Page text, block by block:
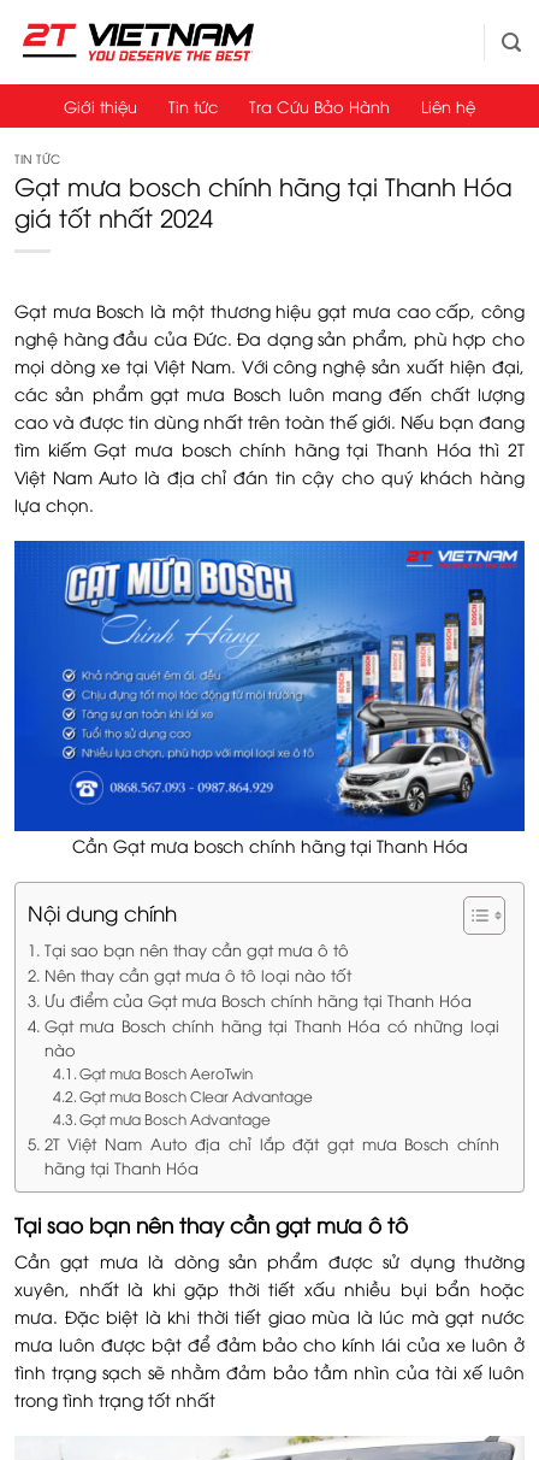
qua
Giới thiệu Tin tức Tra Cứu Bảo Hành Liên hệ
TIN TỨC
Gạt mưa bosch chính hãng tại Thanh Hóa
giá tốt nhất 2024
Gạt mưa Bosch là một thương hiệu gạt mưa cao cấp, công
nghệ hàng đầu của Đức. Đa dạng sản phẩm, phù hợp cho
mọi dòng xe tại Việt Nam. Với công nghệ sản xuất hiện đại,
các sản phẩm gạt mưa Bosch luôn mang đến chất lượng
cao và được tin dùng nhất trên toàn thế giới. Nếu bạn đang
tìm kiếm Gạt mưa bosch chính hãng tại Thanh Hóa thì 2T
Việt Nam Auto là địa chỉ đán tin cậy cho quý khách hàng
lựa chọn.
Cần Gạt mưa bosch chính hãng tại Thanh Hóa
Nội dung chính
Tại sao bạn nên thay cần gạt mưa ô tô
Nên thay cần gạt mưa ô tô loại nào tốt
Ưu điểm của Gạt mưa Bosch chính hãng tại Thanh Hóa
Gạt mưa Bosch chính hãng tại Thanh Hóa có những loại
nào
Gạt mưa Bosch AeroTwin
Gạt mưa Bosch Clear Advantage
Gạt mưa Bosch Advantage
2T Việt Nam Auto địa chỉ lắp đặt gạt mưa Bosch chính
hãng tại Thanh Hóa
Tại sao bạn nên thay cần gạt mưa ô tô
Cần gạt mưa là dòng sản phẩm được sử dụng thường
xuyên, nhất là khi gặp thời tiết xấu nhiều bụi bẩn hoặc
mưa. Đặc biệt là khi thời tiết giao mùa là lúc mà gạt nước
mưa luôn được bật để đảm bảo cho kính lái của xe luôn ở
tình trạng sạch sẽ nhằm đảm bảo tầm nhìn của tài xế luôn
trong tình trạng tốt nhất